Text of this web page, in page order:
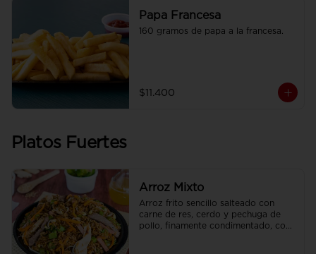
Papa Francesa
160 gramos de papa a la francesa.
$11.400
Platos Fuertes
Arroz Mixto
Arroz frito sencillo salteado con
carne de res, cerdo y pechuga de
pollo, finamente condimentado, con